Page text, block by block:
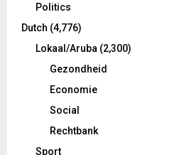
Politics
Dutch (4,776)
Lokaal/Aruba (2,300)
Gezondheid
Economie
Social
Rechtbank
Sport